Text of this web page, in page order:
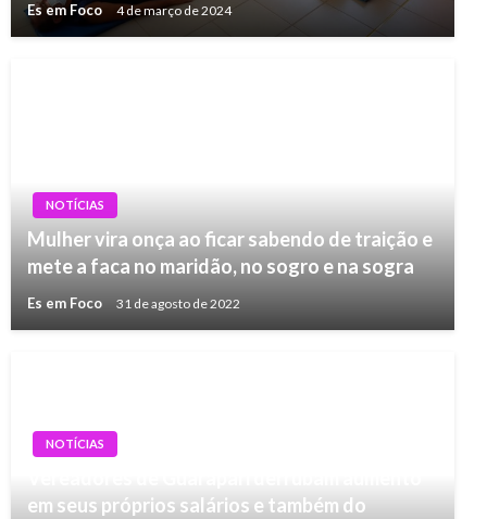
Es em Foco 4 de março de 2024
NOTÍCIAS
Mulher vira onça ao ficar sabendo de traição e
mete a faca no maridão, no sogro e na sogra
Es em Foco 31 de agosto de 2022
NOTÍCIAS
em seus próprios salários e também do